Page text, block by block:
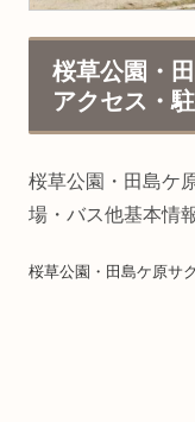
桜草公園・
アクセス・
桜草公園・田島ケ
場・バス他基本情
桜草公園・田島ケ原サ